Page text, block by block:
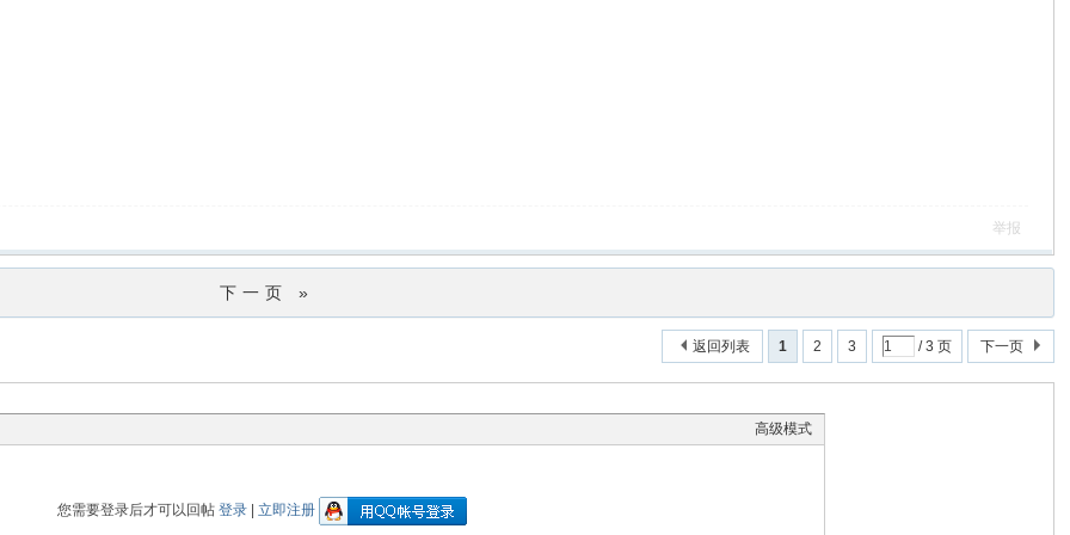
举报
下一页 »
1 2 3 / 3 页 下一页
返回列表
高级模式
您需要登录后才可以回帖 登录| 立即注册